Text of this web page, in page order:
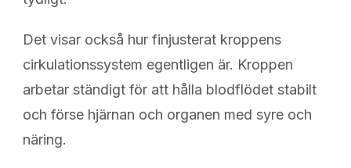
Det visar också hur finjusterat kroppens
cirkulationssystem egentligen är. Kroppen
arbetar ständigt för att hålla blodflödet stabilt
och förse hjärnan och organen med syre och
näring.